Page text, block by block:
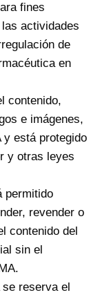
fines
actividades
de
en
contenido,
e imágenes,
y está protegido
y otras leyes
permitido
revender o
contenido del
sin el
se reserva el